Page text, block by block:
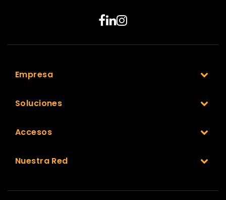
Empresa
Soluciones
Accesos
Nuestra Red